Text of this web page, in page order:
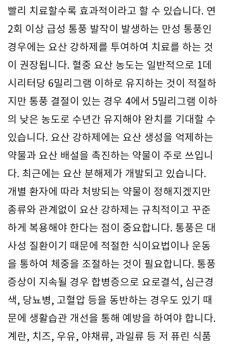
빨리 치료할수록 효과적이라고 할 수 있습니다. 연
2회 이상 급성 통풍 발작이 발생하는 만성 통풍인
경우에는 요산 강하제를 투여하여 치료를 하는 것
이 권장됩니다. 혈중 요산 농도는 일반적으로 1데
시리터당 6밀리그램 이하로 유지하는 것이 적절하
지만 통풍 결절이 있는 경우 4에서 5밀리그램 이하
의 낮은 농도로 수년간 유지해야 완치를 기대할 수
있습니다. 요산 강하제에는 요산 생성을 억제하는
약물과 요산 배설을 촉진하는 약물이 주로 쓰입니
다. 최근에는 요산 분해제가 개발되고 있습니다.
개별 환자에 따라 처방되는 약물이 정해지겠지만
종류와 관계없이 요산 강하제는 규칙적이고 꾸준
하게 복용해야 한다는 점이 중요합니다. 통풍은 대
사성 질환이기 때문에 적절한 식이요법이나 운동
을 통하여 체중을 조절하는 것이 필요합니다. 통풍
증상이 지속될 경우 합병증으로 요로결석, 심근경
색, 당뇨병, 고혈압 등을 동반하는 경우도 있기 때
문에 생활습관 개선을 통해 예방을 하여야 합니다.
계란, 치즈, 우유, 야채류, 과일류 등 저 퓨린 식품